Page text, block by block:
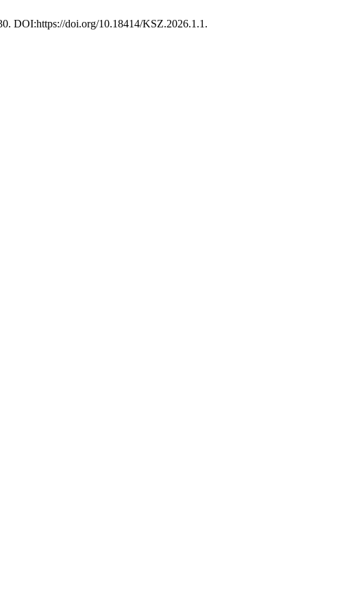
DOI:https://doi.org/10.18414/KSZ.2026.1.1.